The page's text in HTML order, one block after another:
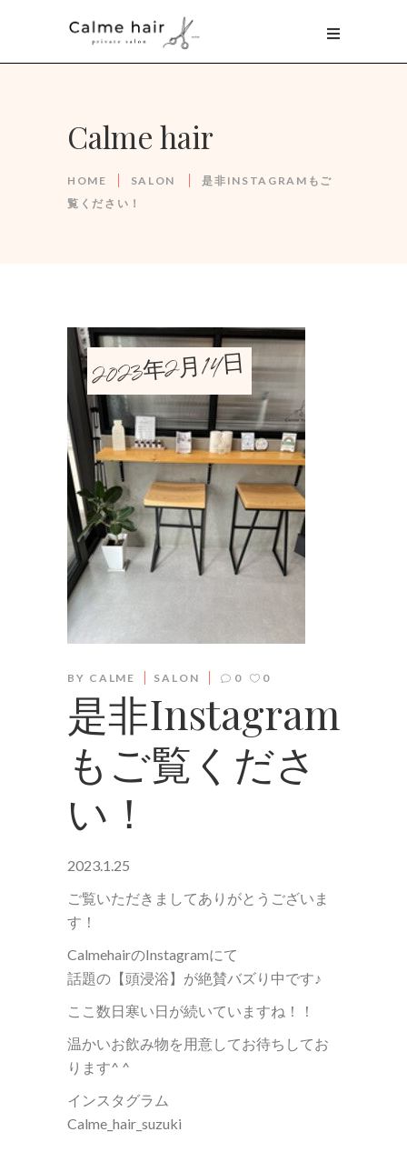
Calme hair
HOME SALON
是非INSTAGRAMもご
覧ください！
2023年2月14日
BY CALME SALON 0 0
是非Instagram
もご覧くださ
い！
2023.1.25
ご覧いただきましてありがとうございま
す！
CalmehairのInstagramにて
話題の【頭浸浴】が絶賛バズり中です♪
ここ数日寒い日が続いていますね！！
温かいお飲み物を用意してお待ちしてお
ります^ ^
インスタグラム
Calme_hair_suzuki